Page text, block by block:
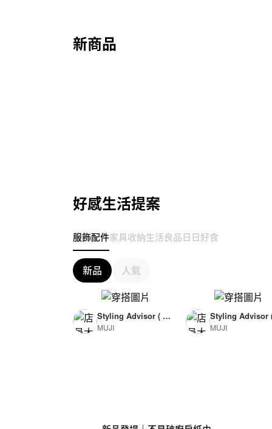
新商品
好感生活提案
服飾配件家具收納生活良品日日好食
新品 人氣
Styling Advisor ( F
or Woman )
MUJI
Styling Advisor
or Man )
MUJI